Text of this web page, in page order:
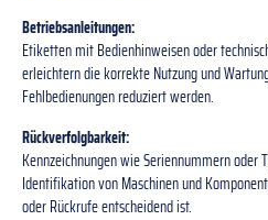
Betriebsanleitungen:
Etiketten mit Bedienhinweisen oder
erleichtern die korrekte Nutzung und
Fehlbedienungen reduziert werden.
Rückverfolgbarkeit:
Kennzeichnungen wie Seriennummern oder
Identifikation von Maschinen und
oder Rückrufe entscheidend ist.